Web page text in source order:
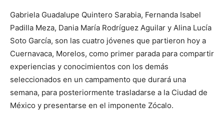
Gabriela Guadalupe Quintero Sarabia, Fernanda Isabel
Padilla Meza, Dania María Rodríguez Aguilar y Alina Lucía
Soto García, son las cuatro jóvenes que partieron hoy a
Cuernavaca, Morelos, como primer parada para compartir
experiencias y conocimientos con los demás
seleccionados en un campamento que durará una
semana, para posteriormente trasladarse a la Ciudad de
México y presentarse en el imponente Zócalo.